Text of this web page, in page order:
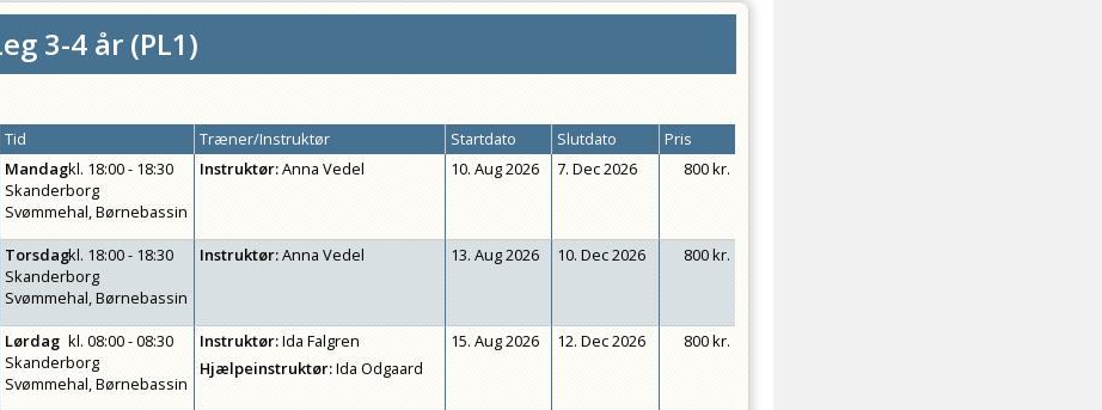
3-4 år (PL1)
Tid Træner/Instruktør Startdato Slutdato
Pris
Mandagkl. 18:00 - 18:30
Skanderborg
Svømmehal, Børnebassin
Instruktør:Anna Vedel 10. Aug 2026 7. Dec 2026 800 kr.
Torsdagkl. 18:00 - 18:30
Skanderborg
Svømmehal, Børnebassin
Instruktør:Anna Vedel 13. Aug 2026 10. Dec 2026 800 kr.
Lørdag kl.08:00 - 08:30
Skanderborg
Svømmehal, Børnebassin
Instruktør:Ida Falgren
Hjælpeinstruktør:Ida Odgaard
15. Aug 2026 12. Dec 2026 800 kr.